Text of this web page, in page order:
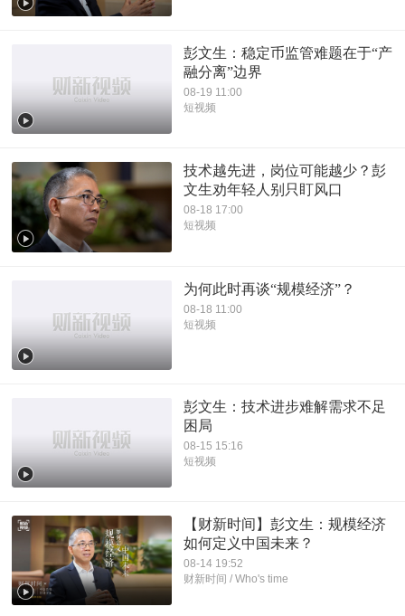
彭文生：稳定币监管难题在于“产
融分离”边界
08-19 11:00
短视频
技术越先进，岗位可能越少？彭
文生劝年轻人别只盯风口
08-18 17:00
短视频
为何此时再谈“规模经济”？
08-18 11:00
短视频
彭文生：技术进步难解需求不足
困局
08-15 15:16
短视频
【财新时间】彭文生：规模经济
如何定义中国未来？
08-14 19:52
财新时间 / Who's time